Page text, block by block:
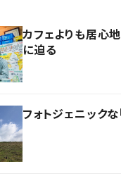
カフェよりも居心
に迫る
フォトジェニック